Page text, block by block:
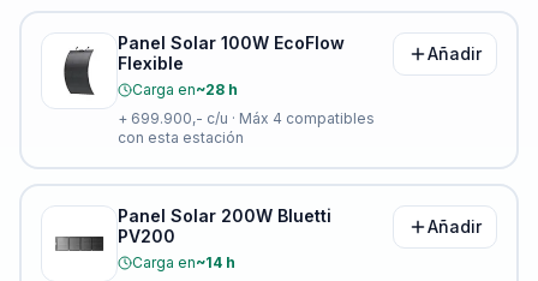
Panel Solar 100W EcoFlow
Flexible
Carga en~28 h
+ 699.900,- c/u · Máx 4 compatibles
con esta estación
Añadir
Panel Solar 200W Bluetti
PV200
Carga en~14 h
Añadir